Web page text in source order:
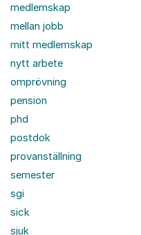
medlemskap
mellan jobb
mitt medlemskap
nytt arbete
omprövning
pension
phd
postdok
provanställning
semester
sgi
sick
sjuk